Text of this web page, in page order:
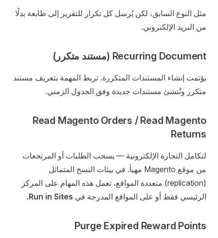
مثل النوع السابق، لكن يُرسل كل تكرار للتقرير إلى طابعة بدلًا
من البريد الإلكتروني.
Recurring Document (مستند متكرر)
يؤتمت إنشاء المستندات المتكررة. تربط المهمة بتعريف مستند
متكرر وتُنشئ مستندات جديدة وفق الجدول الزمني.
Read Magento Orders / Read Magento
Returns
لتكامل التجارة الإلكترونية — يسحب الطلبات أو المرتجعات
من موقع Magento مهيأ. في بيئات النسخ المتماثل
(replication) متعددة المواقع، تعمل هذه المهام على المركز
الرئيسي فقط أو على المواقع المدرجة في Run in Sites
.
Purge Expired Reward Points